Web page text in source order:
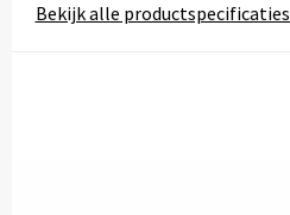
Stickers
Bekijk alle productspecificaties